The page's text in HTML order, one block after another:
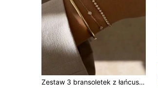
Zestaw 3 bransoletek z łańcuszkiem z inkrustowanymi cyrkoniami i kryształkami, delikatne i minimalistyczne, odpowiednie dla kobiet na co dzień, na randkę, imprezę, spotkanie, do warstwowego noszenia i dopasowania